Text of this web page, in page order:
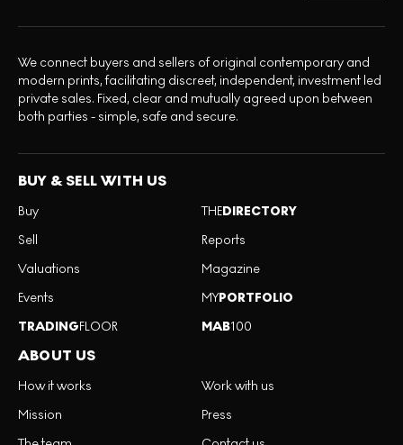
We connect buyers and sellers of original contemporary and
modern prints, facilitating discreet, independent, investment led
private sales. Fixed, clear and mutually agreed upon between
both parties - simple, safe and secure.
BUY & SELL WITH US
Buy
Sell
Valuations
Events
TRADINGFLOOR
THEDIRECTORY
Reports
Magazine
MYPORTFOLIO
MAB100
ABOUT US
How it works
Mission
Work with us
Press